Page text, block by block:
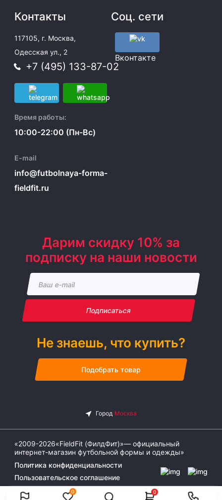
0 0
Контакты
117105, г. Москва,
Одесская ул., 2
+7 (495) 133-87-02
Время работы:
10:00-22:00 (Пн-Вс)
E-mail
info@futbolnaya-forma-
fieldfit.ru
Соц. сети
Вконтакте
Дарим скидку 10% за
подписку на наши новости
Подписаться
Не знаешь, что купить?
Подобрать товар
«2009-2026«FieldFit (ФилдФит)»— официальный
интернет-магазин футбольной формы и одежды»
Политика конфиденциальности
Пользовательское соглашение